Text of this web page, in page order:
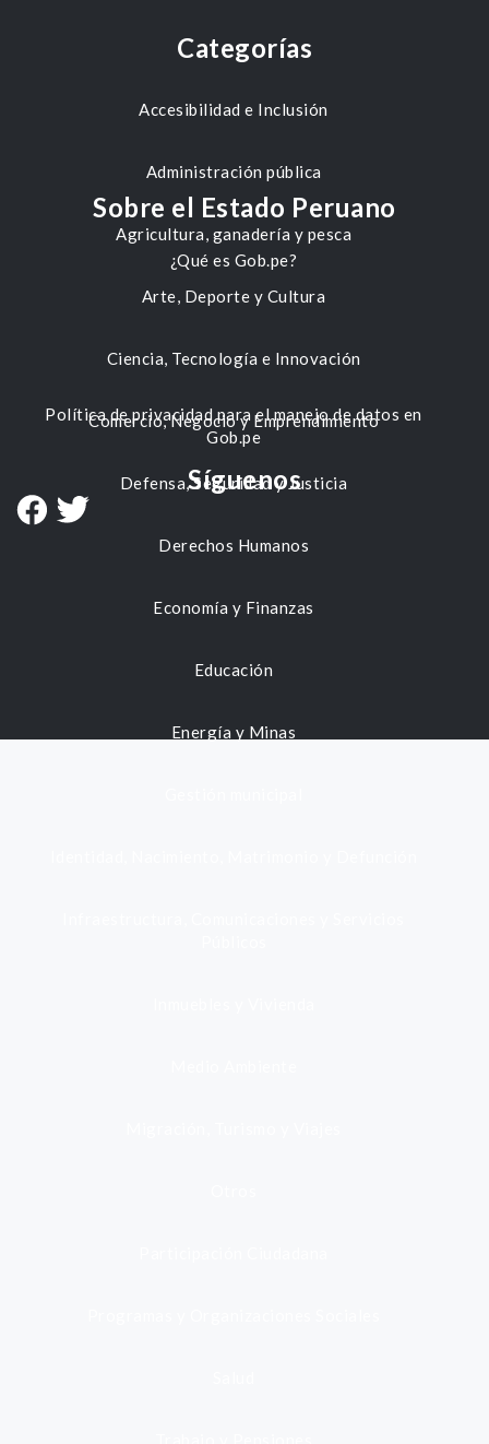
Categorías
Accesibilidad e Inclusión
Administración pública
Agricultura, ganadería y pesca
Arte, Deporte y Cultura
Ciencia, Tecnología e Innovación
Comercio, Negocio y Emprendimiento
Defensa, Seguridad y Justicia
Derechos Humanos
Economía y Finanzas
Educación
Energía y Minas
Sobre el Estado Peruano
¿Qué es Gob.pe?
Política de privacidad para el manejo de datos en
Gob.pe
Síguenos